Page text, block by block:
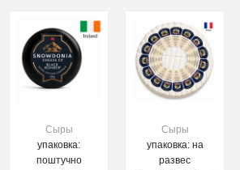
Сыры
упаковка:
поштучно
Сыры
упаковка: на
развес